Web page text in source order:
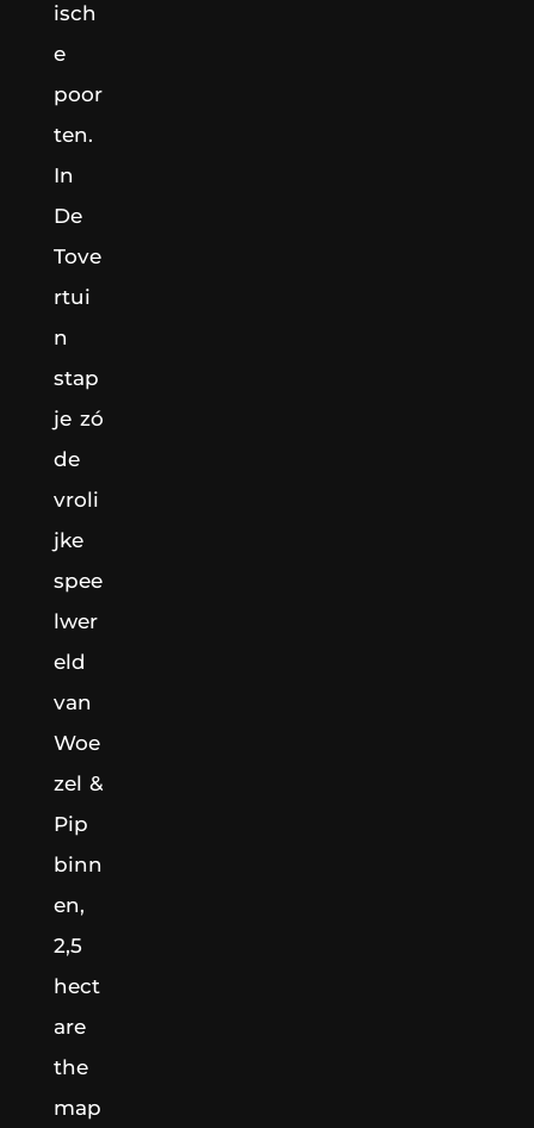
isch
e
poor
ten.
In
De
Tove
rtui
n
stap
je zó
de
vroli
jke
spee
lwer
eld
van
Woe
zel &
Pip
binn
en,
2,5
hect
are
the
map